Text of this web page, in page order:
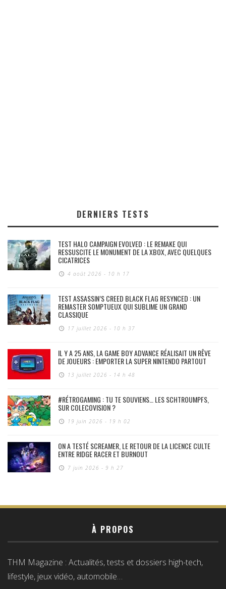
DERNIERS TESTS
TEST HALO CAMPAIGN EVOLVED : LE REMAKE QUI
RESSUSCITE LE MONUMENT DE LA XBOX, AVEC QUELQUES
CICATRICES
4 août 2026 - 10 h 17
TEST ASSASSIN’S CREED BLACK FLAG RESYNCED : UN
REMASTER SOMPTUEUX QUI SUBLIME UN GRAND
CLASSIQUE
17 juillet 2026 - 10 h 37
IL Y A 25 ANS, LA GAME BOY ADVANCE RÉALISAIT UN RÊVE
DE JOUEURS : EMPORTER LA SUPER NINTENDO PARTOUT
13 juillet 2026 - 14 h 48
#RÉTROGAMING : TU TE SOUVIENS… LES SCHTROUMPFS,
SUR COLECOVISION ?
19 juin 2026 - 19 h 02
ON A TESTÉ SCREAMER, LE RETOUR DE LA LICENCE CULTE
ENTRE RIDGE RACER ET BURNOUT
7 juin 2026 - 9 h 27
À PROPOS
THM Magazine : Actualités, tests et dossiers high-tech,
lifestyle, jeux vidéo, automobile…